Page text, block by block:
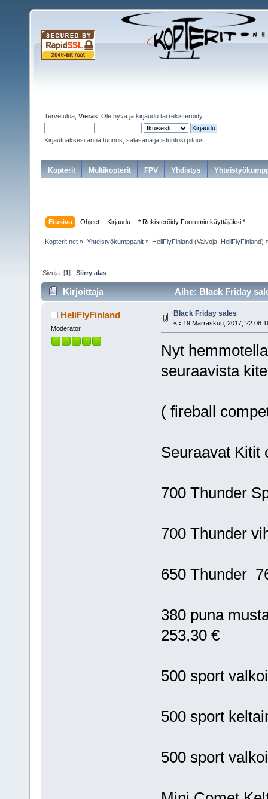
Tervetuloa, Vieras . Ole hyvä ja kirjaudu tai rekisteröidy.
Kirjautuaksesi anna tunnus, salasana ja istuntosi pituus
Kopterit Multikopterit FPV Yhdistys
Etusivu Ohjeet Kirjaudu * Rekisteröidy Foorumin käyttäjäksi *
Kopterit.net » Yhteistyökumppanit» HeliFlyFinland(Valvoja: HeliFlyFinland)
Sivuja: [1]Siirry alas
Kirjoittaja Aihe: Black Friday
HeliFlyFinland
Moderator
Black Friday sales
« : 19 Marraskuu, 2017,
Nyt
seuraavista
( fireball
Seuraavat Kitit
700 Thunder
700 Thunder
650 Thunder
380 puna
253,30 €
500 sport
500 sport
500 sport